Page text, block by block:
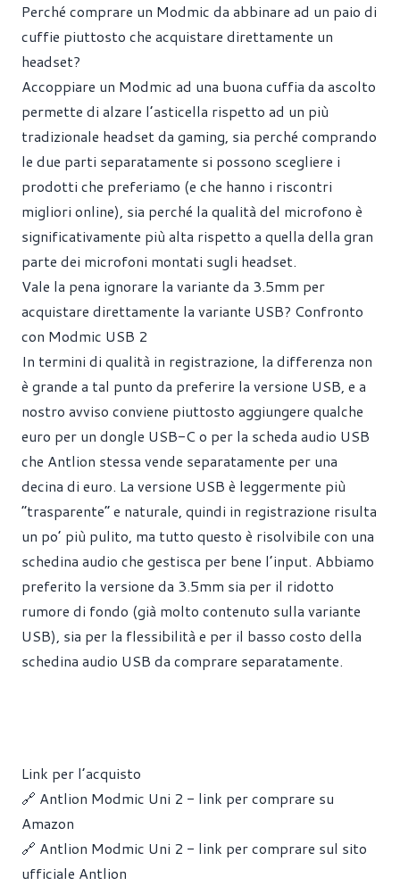
Perché comprare un Modmic da abbinare ad un paio di
cuffie piuttosto che acquistare direttamente un
headset?
Accoppiare un Modmic ad una buona cuffia da ascolto
permette di alzare l’asticella rispetto ad un più
tradizionale headset da gaming, sia perché comprando
le due parti separatamente si possono scegliere i
prodotti che preferiamo (e che hanno i riscontri
migliori online), sia perché la qualità del microfono è
significativamente più alta rispetto a quella della gran
parte dei microfoni montati sugli headset.
Vale la pena ignorare la variante da 3.5mm per
acquistare direttamente la variante USB? Confronto
con Modmic USB 2
In termini di qualità in registrazione, la differenza non
è grande a tal punto da preferire la versione USB, e a
nostro avviso conviene piuttosto aggiungere qualche
euro per un dongle USB-C o per la scheda audio USB
che Antlion stessa vende separatamente per una
decina di euro. La versione USB è leggermente più
“trasparente” e naturale, quindi in registrazione risulta
un po’ più pulito, ma tutto questo è risolvibile con una
schedina audio che gestisca per bene l’input. Abbiamo
preferito la versione da 3.5mm sia per il ridotto
rumore di fondo (già molto contenuto sulla variante
USB), sia per la flessibilità e per il basso costo della
schedina audio USB da comprare separatamente.
Link per l’acquisto
🔗 Antlion Modmic Uni 2 - link per comprare su
Amazon
🔗 Antlion Modmic Uni 2 - link per comprare sul sito
ufficiale Antlion